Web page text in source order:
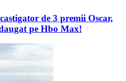
de 3 premii Oscar,
pe Hbo Max!